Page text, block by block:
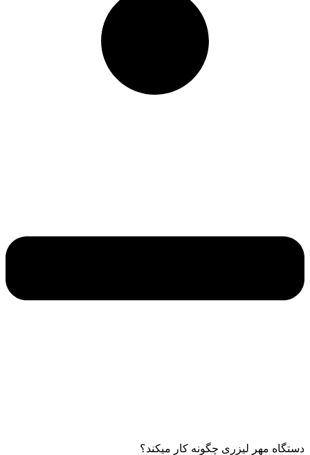
دستگاه مهر لیزری چگونه کار میکند؟